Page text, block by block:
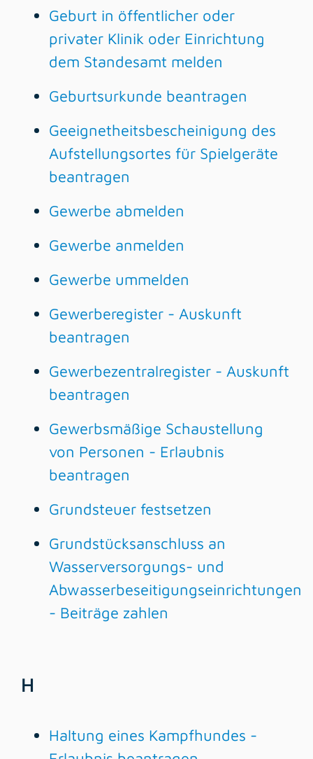
Geburt in öffentlicher oder
privater Klinik oder Einrichtung
dem Standesamt melden
Geburtsurkunde beantragen
Geeignetheitsbescheinigung des
Aufstellungsortes für Spielgeräte
beantragen
Gewerbe abmelden
Gewerbe anmelden
Gewerbe ummelden
Gewerberegister - Auskunft
beantragen
Gewerbezentralregister - Auskunft
beantragen
Gewerbsmäßige Schaustellung
von Personen - Erlaubnis
beantragen
Grundsteuer festsetzen
Grundstücksanschluss an
Wasserversorgungs- und
Abwasserbeseitigungseinrichtungen
- Beiträge zahlen
H
Haltung eines Kampfhundes -